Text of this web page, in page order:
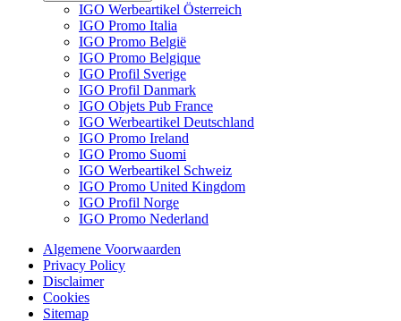
IGO Werbeartikel Österreich
IGO Promo Italia
IGO Promo België
IGO Promo Belgique
IGO Profil Sverige
IGO Profil Danmark
IGO Objets Pub France
IGO Werbeartikel Deutschland
IGO Promo Ireland
IGO Promo Suomi
IGO Werbeartikel Schweiz
IGO Promo United Kingdom
IGO Profil Norge
IGO Promo Nederland
Algemene Voorwaarden
Privacy Policy
Disclaimer
Cookies
Sitemap